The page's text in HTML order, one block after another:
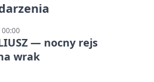
— nocny rejs
wrak